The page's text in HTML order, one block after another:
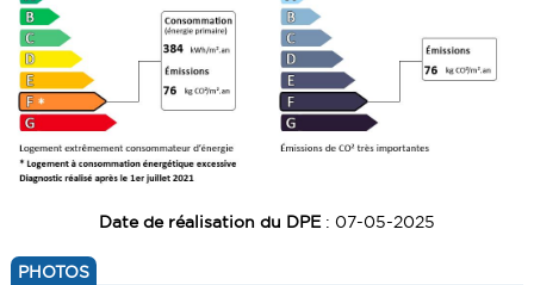
Date de réalisation du DPE: 07-05-2025
PHOTOS